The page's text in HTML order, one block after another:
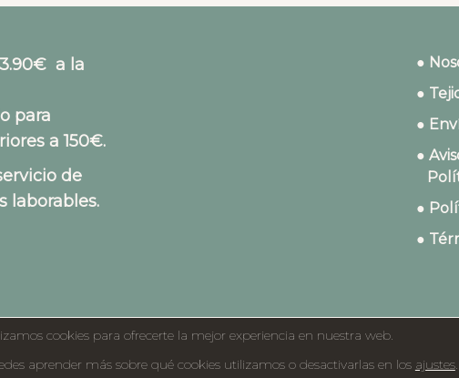
a la
para
a 150€.
de
laborables.
●
●
●
●
●
●
©2023 Dydados
cookies para ofrecerte la mejor experiencia en nuestra web.
aprender más sobre qué cookies utilizamos o desactivarlas en los ajustes.